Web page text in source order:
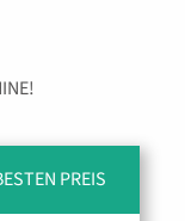
PREIS